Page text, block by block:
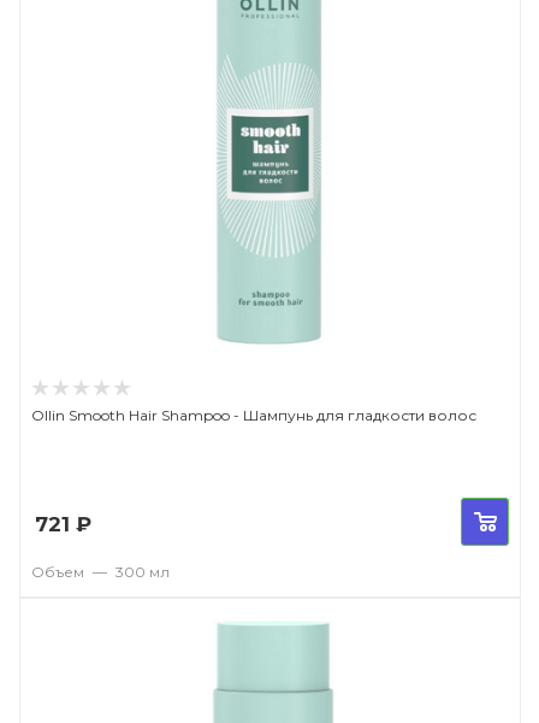
Ollin Smooth Hair Shampoo - Шампунь для гладкости волос
721 ₽
Объем — 300 мл